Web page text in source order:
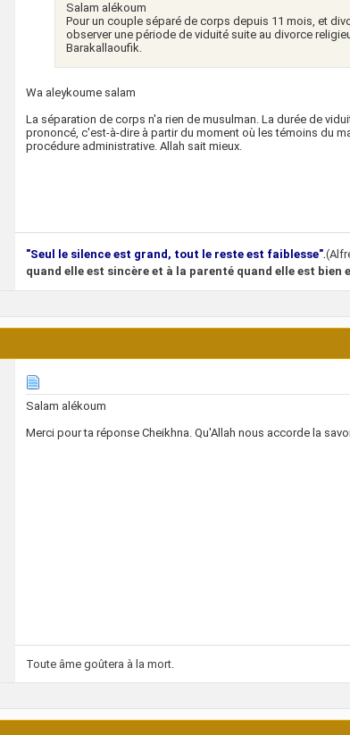
Salam alékoum
Pour un couple séparé de corps depuis 11 mois, et
observer une période de viduité suite au divorce
Barakallaoufik.
Wa aleykoume salam
La séparation de corps n'a rien de musulman. La durée de
prononcé, c'est-à-dire à partir du moment où les témoins du
procédure administrative. Allah sait mieux.
"Seul le silence est grand, tout le reste est faiblesse".
quand elle est sincère et à la parenté quand elle est bien
Salam alékoum
Merci pour ta réponse Cheikhna. Qu'Allah nous accorde la
Toute âme goûtera à la mort.